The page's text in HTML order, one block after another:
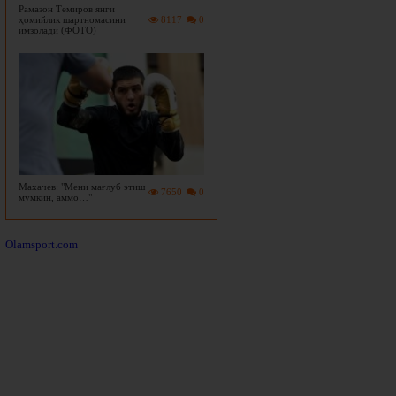
0
8117
Рамазон Темиров янги
ҳомийлик шартномасини
имзолади (ФОТО)
0
7650
Махачев: "Мени мағлуб этиш
мумкин, аммо…"
Olamsport.com